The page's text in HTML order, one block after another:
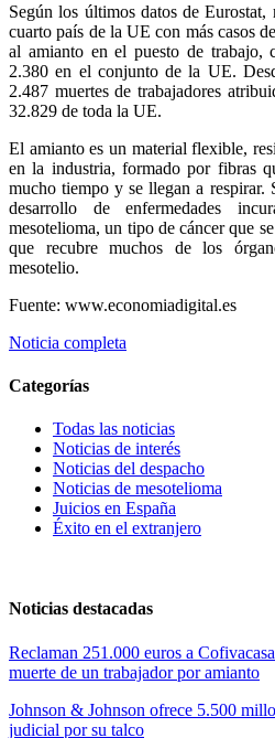
Según los últimos datos de
cuarto país de la UE con más casos
al amianto en el puesto de trabajo,
2.380 en el conjunto de la UE.
2.487 muertes de trabajadores
32.829 de toda la UE.
El amianto es un material flexible,
en la industria, formado por fibras
mucho tiempo y se llegan a respirar.
desarrollo de enfermedades
mesotelioma, un tipo de cáncer que
que recubre muchos de los
mesotelio.
Fuente: www.economiadigital.es
Noticia completa
Categorías
Todas las noticias
Noticias de interés
Noticias del despacho
Noticias de mesotelioma
Juicios en España
Éxito en el extranjero
Noticias destacadas
Reclaman 251.000 euros a
muerte de un trabajador por amianto
Johnson & Johnson ofrece 5.500
judicial por su talco